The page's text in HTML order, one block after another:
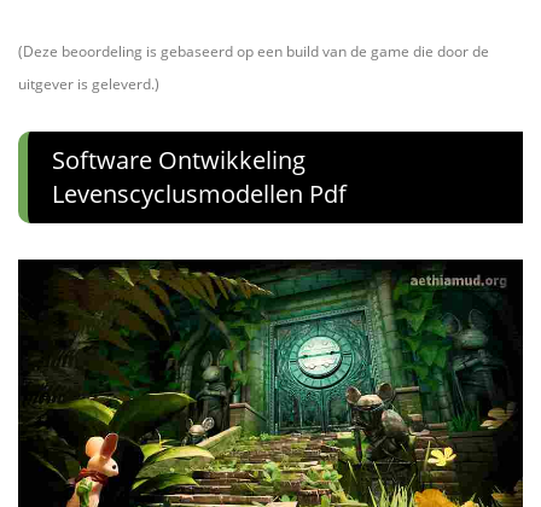
(Deze beoordeling is gebaseerd op een build van de game die door de
uitgever is geleverd.)
Software Ontwikkeling
Levenscyclusmodellen Pdf